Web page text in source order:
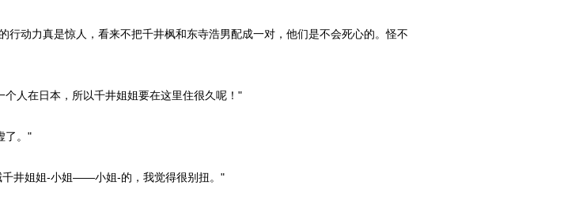
动力真是惊人，看来不把千井枫和东寺浩男配成一对，他们是不会死心的。怪不
人在日本，所以千井姐姐要在这里住很久呢！"
了。"
井姐姐-小姐——小姐-的，我觉得很别扭。"